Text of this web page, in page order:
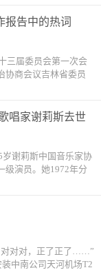
报告中的热词
三届委员会第一次会
协商会议吉林省委员
唱家谢莉斯去世
谢莉斯中国音乐家协
级演员。她1972年分
对对对，正了正了……”
中南公司天河机场T2